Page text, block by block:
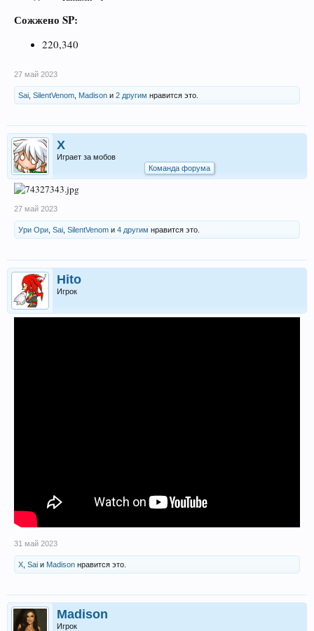
Сожжено SP:
220,340
27 май 2023
Sai SilentVenom Madison и 2 другим нравится это.
X
Играет за мобов
Команда форума
27 май 2023
Ури Ори Sai SilentVenom и 4 другим нравится это.
Hito
Игрок
31 май 2023
X Sai и Madison нравится это.
Madison
Игрок